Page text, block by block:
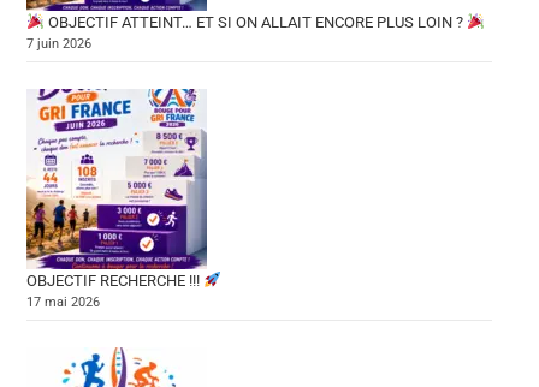
OBJECTIF ATTEINT… ET SI ON ALLAIT ENCORE PLUS LOIN ?
7 juin 2026
OBJECTIF RECHERCHE !!!
17 mai 2026